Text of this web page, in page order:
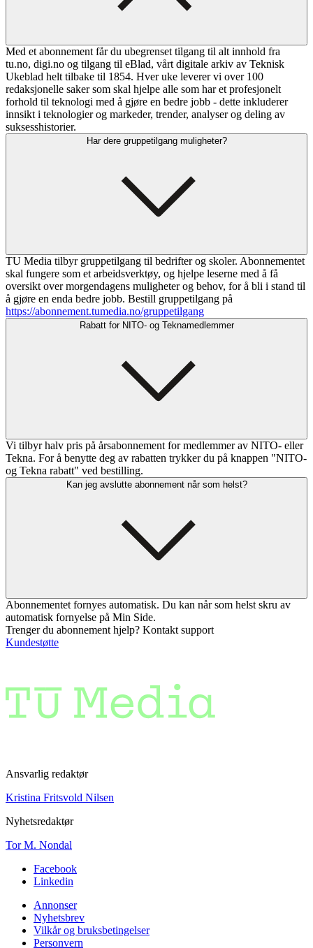
Med et abonnement får du ubegrenset tilgang til alt innhold fra
tu.no, digi.no og tilgang til eBlad, vårt digitale arkiv av Teknisk
Ukeblad helt tilbake til 1854. Hver uke leverer vi over 100
redaksjonelle saker som skal hjelpe alle som har et profesjonelt
forhold til teknologi med å gjøre en bedre jobb - dette inkluderer
innsikt i teknologier og markeder, trender, analyser og deling av
suksesshistorier.
Har dere gruppetilgang muligheter?
TU Media tilbyr gruppetilgang til bedrifter og skoler. Abonnementet
skal fungere som et arbeidsverktøy, og hjelpe leserne med å få
oversikt over morgendagens muligheter og behov, for å bli i stand til
å gjøre en enda bedre jobb. Bestill gruppetilgang på
https://abonnement.tumedia.no/gruppetilgang
Rabatt for NITO- og Teknamedlemmer
Vi tilbyr halv pris på årsabonnement for medlemmer av NITO- eller
Tekna. For å benytte deg av rabatten trykker du på knappen "NITO-
og Tekna rabatt" ved bestilling.
Kan jeg avslutte abonnement når som helst?
Abonnementet fornyes automatisk. Du kan når som helst skru av
automatisk fornyelse på Min Side.
Trenger du abonnement hjelp? Kontakt support
Kundestøtte
Ansvarlig redaktør
Kristina Fritsvold Nilsen
Nyhetsredaktør
Tor M. Nondal
Facebook
Linkedin
Annonser
Nyhetsbrev
Vilkår og bruksbetingelser
Personvern